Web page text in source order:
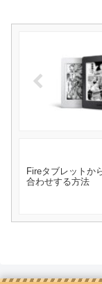
Fireタブレットか
合わせする方法